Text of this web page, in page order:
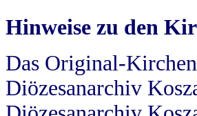
Hinweise zu den
Das Original-
Diözesanarchiv